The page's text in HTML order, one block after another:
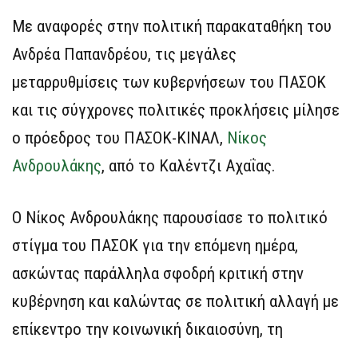
Με αναφορές στην πολιτική παρακαταθήκη του
Ανδρέα Παπανδρέου, τις μεγάλες
μεταρρυθμίσεις των κυβερνήσεων του ΠΑΣΟΚ
και τις σύγχρονες πολιτικές προκλήσεις μίλησε
ο πρόεδρος του ΠΑΣΟΚ-ΚΙΝΑΛ, Νίκος
Ανδρουλάκης, από το Καλέντζι Αχαΐας.
Ο Νίκος Ανδρουλάκης παρουσίασε το πολιτικό
στίγμα του ΠΑΣΟΚ για την επόμενη ημέρα,
ασκώντας παράλληλα σφοδρή κριτική στην
κυβέρνηση και καλώντας σε πολιτική αλλαγή με
επίκεντρο την κοινωνική δικαιοσύνη, τη